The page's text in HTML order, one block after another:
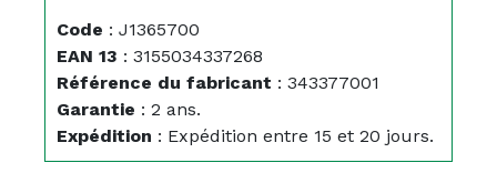
Code : J1365700
EAN 13 : 3155034337268
Référence du fabricant : 343377001
Garantie : 2 ans.
Expédition : Expédition entre 15 et 20 jours.